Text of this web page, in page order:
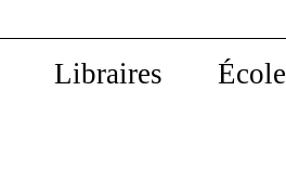
Libraires École